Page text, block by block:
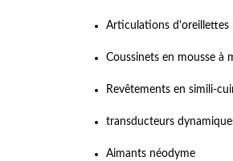
Articulations d'oreillettes
Coussinets en mousse à
Revêtements en simili-
transducteurs
Aimants néodyme